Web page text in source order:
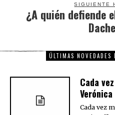
SIGUIENTE
¿A quién defiende
ÚLTIMAS
Cada
Cada vez